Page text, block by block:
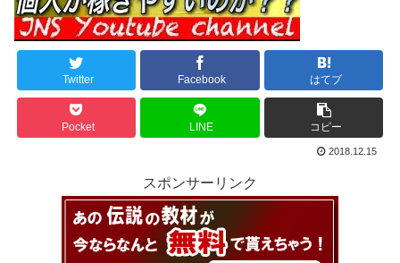
Twitter Facebook はてブ
Pocket LINE コピー
2018.12.15
スポンサーリンク